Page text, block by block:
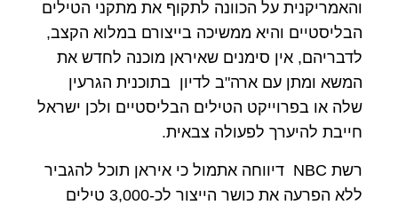
והאמריקנית על הכוונה לתקוף את מתקני הטילים
הבליסטיים והיא ממשיכה בייצורם במלוא הקצב,
לדבריהם, אין סימנים שאיראן מוכנה לחדש את
המשא ומתן עם ארה"ב לדיון בתוכנית הגרעין
שלה או בפרוייקט הטילים הבליסטיים ולכן ישראל
חייבת להיערך לפעולה צבאית.
רשת NBC דיווחה אתמול כי איראן תוכל להגביר
ללא הפרעה את כושר הייצור לכ-3,000 טילים